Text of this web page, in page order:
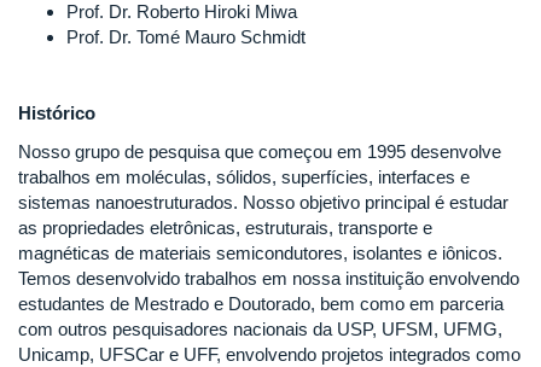
Prof. Dr. Roberto Hiroki Miwa
Prof. Dr. Tomé Mauro Schmidt
Histórico
Nosso grupo de pesquisa que começou em 1995 desenvolve
trabalhos em moléculas, sólidos, superfícies, interfaces e
sistemas nanoestruturados. Nosso objetivo principal é estudar
as propriedades eletrônicas, estruturais, transporte e
magnéticas de materiais semicondutores, isolantes e iônicos.
Temos desenvolvido trabalhos em nossa instituição envolvendo
estudantes de Mestrado e Doutorado, bem como em parceria
com outros pesquisadores nacionais da USP, UFSM, UFMG,
Unicamp, UFSCar e UFF, envolvendo projetos integrados como